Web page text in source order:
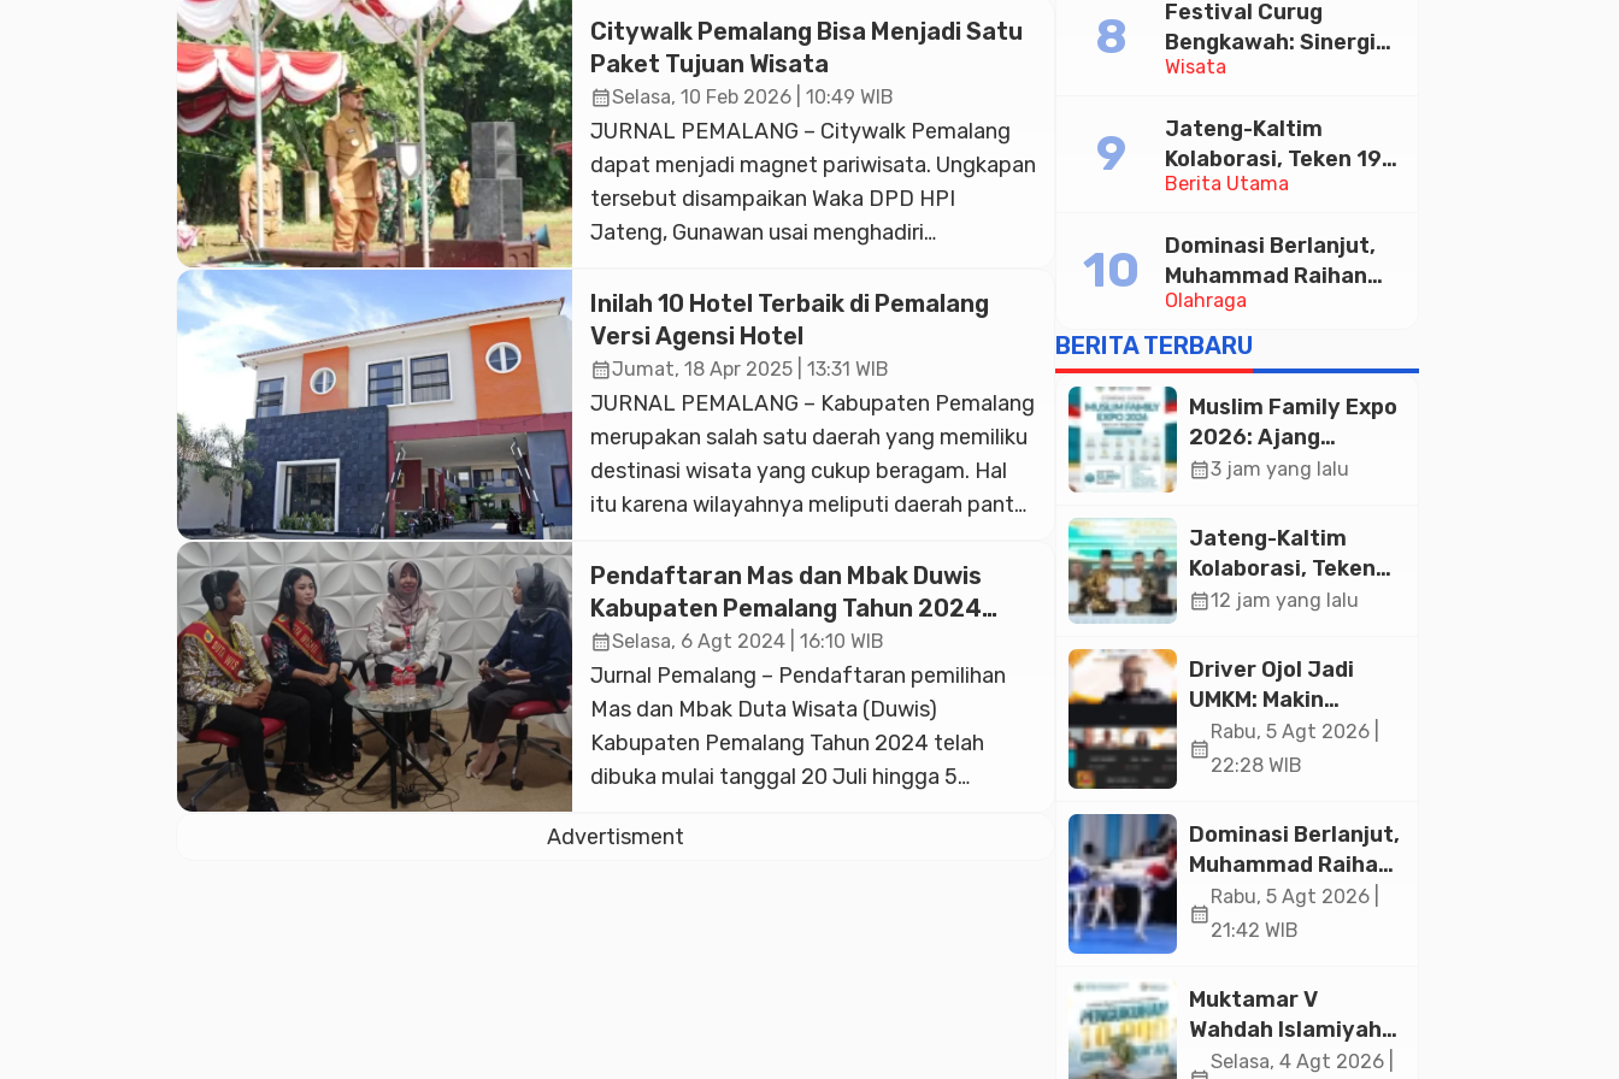
Citywalk Pemalang Bisa Menjadi Satu
Paket Tujuan Wisata
calendar_monthSelasa, 10 Feb 2026 | 10:49 WIB
JURNAL PEMALANG – Citywalk Pemalang
dapat menjadi magnet pariwisata. Ungkapan
tersebut disampaikan Waka DPD HPI
Jateng, Gunawan usai menghadiri
Hotel Sentana. Selasa (10/2) 2026)
Selanjutnya Ia menuturkan, ketika ke Jogja,
secara alam tidak ada keindahan di
Malioboro, tapi hampir semua wisatawan,
belum merasa ke Jogja, sebelum ke
malioboro. “Jadi, […]
Inilah 10 Hotel Terbaik di Pemalang
Versi Agensi Hotel
calendar_monthJumat, 18 Apr 2025 | 13:31 WIB
JURNAL PEMALANG – Kabupaten Pemalang
merupakan salah satu daerah yang memiliku
destinasi wisata yang cukup beragam. Hal
itu karena wilayahnya meliputi daerah pantai
daerah tujuan wisata di Jawa Tengah,
Kabupaten Pemalang juga telah tumbuh
hotel-hotel bagi wisatawan maupun lainnya
yang memerlukan buat tempat istirahat.
Berikut 10 hotel terbaik yang ada […]
Pendaftaran Mas dan Mbak Duwis
Kabupaten Pemalang Tahun 2024
Telah Dibuka
calendar_monthSelasa, 6 Agt 2024 | 16:10 WIB
Jurnal Pemalang – Pendaftaran pemilihan
Mas dan Mbak Duta Wisata (Duwis)
Kabupaten Pemalang Tahun 2024 telah
dibuka mulai tanggal 20 Juli hingga 5
Dinas Pariwisata, Pemuda dan Olahraga
Advertisment
Tabungan Bima Bank
Jateng
Wisata
Festival Curug
Bengkawah: Sinergi
Desa Sikasur dan
Memajukan Wisata
serta UMKM Lokal
Berita Utama
Jateng-Kaltim
Kolaborasi, Teken 19
Kerja Sama Ekonomi
Olahraga
Dominasi Berlanjut,
Muhammad Raihan
Fadila Sabet Emas
Kyorugi di Asian
Taekwondo Indonesia
Open 2026
BERITA TERBARU
Muslim Family Expo
2026: Ajang
Silaturahim dan
Ekonomi Halal di
Jakarta
calendar_month3 jam yang lalu
Jateng-Kaltim
Kolaborasi, Teken
19 Kerja Sama
20,2 Triliun
calendar_month12 jam yang lalu
Driver Ojol Jadi
UMKM: Makin
Sejahtera atau
Merana? Ini
Paramadina
calendar_month
Rabu, 5 Agt 2026 |
22:28 WIB
Dominasi Berlanjut,
Muhammad Raihan
Fadila Sabet Emas
Kyorugi di Asian
Indonesia Open
2026
calendar_month
Rabu, 5 Agt 2026 |
21:42 WIB
Muktamar V
Wahdah Islamiyah
Akan Kukuhkan
Selasa, 4 Agt 2026 |